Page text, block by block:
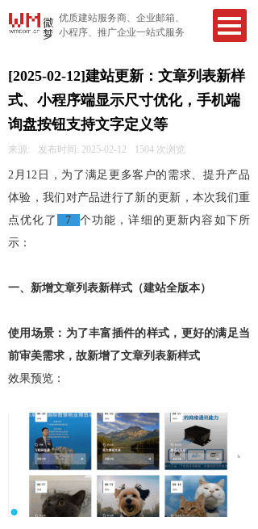
[2025-02-12]建站更新：文章列表新样
式、小程序端显示尺寸优化，手机端
询盘按钮支持文字定义等
来源: 发布时间: 2025-02-12 1504 次浏览
2月12日，为了满足更多客户的需求、提升产品
体验，我们对产品进行了新的更新，本次我们重
点优化了
7
个功能，详细的更新内容如下所
示：
一、新增文章列表新样式（建站全版本）
使用场景：为了丰富插件的样式，更好的满足当
前审美需求，故新增了文章列表新样式
效果预览：
优质建站服务商、企业邮箱、
小程序、推广企业一站式服务